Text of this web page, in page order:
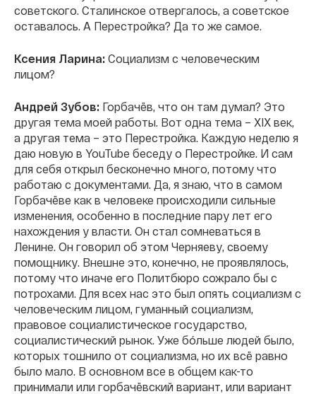
советского. Сталинское отвергалось, а советское
оставалось. А Перестройка? Да то же самое.
Ксения Ларина: Социализм с человеческим
лицом?
Андрей Зубов: Горбачёв, что он там думал? Это
другая тема моей работы. Вот одна тема – XIX век,
а другая тема – это Перестройка. Каждую неделю я
даю новую в YouTube беседу о Перестройке. И сам
для себя открыл бесконечно много, потому что
работаю с документами. Да, я знаю, что в самом
Горбачёве как в человеке происходили сильные
изменения, особенно в последние пару лет его
нахождения у власти. Он стал сомневаться в
Ленине. Он говорил об этом Черняеву, своему
помощнику. Внешне это, конечно, не проявлялось,
потому что иначе его Политбюро сожрало бы с
потрохами. Для всех нас это был опять социализм с
человеческим лицом, гуманный социализм,
правовое социалистическое государство,
социалистический рынок. Уже бóльше людей было,
которых тошнило от социализма, но их всё равно
было мало. В основном все в общем как-то
принимали или горбачёвский вариант, или вариант